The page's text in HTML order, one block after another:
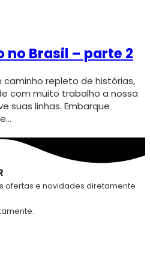
no Brasil – parte 2
caminho repleto de histórias,
com muito trabalho a nossa
suas linhas. Embarque
ofertas e novidades diretamente